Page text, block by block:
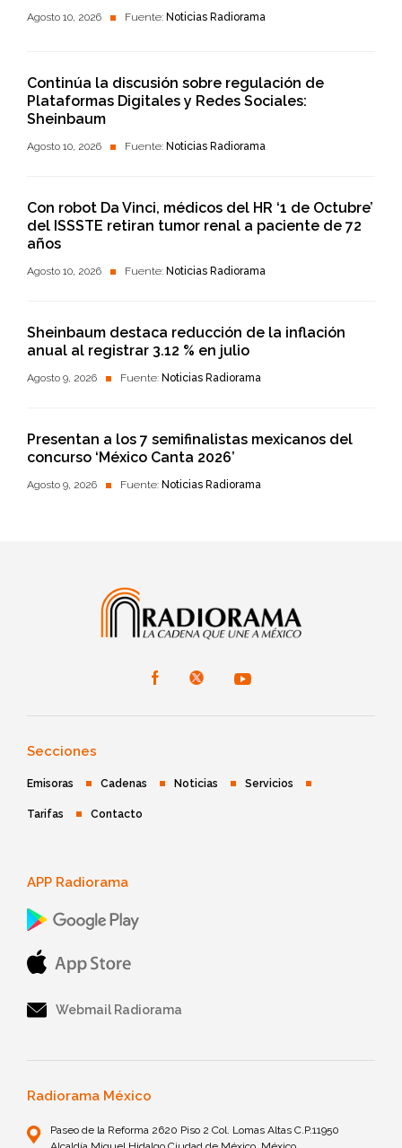
Agosto 10, 2026 Fuente: Noticias Radiorama
Continúa la discusión sobre regulación de
Plataformas Digitales y Redes Sociales:
Sheinbaum
Agosto 10, 2026 Fuente: Noticias Radiorama
Con robot Da Vinci, médicos del HR ‘1 de Octubre’
del ISSSTE retiran tumor renal a paciente de 72
años
Agosto 10, 2026 Fuente: Noticias Radiorama
Sheinbaum destaca reducción de la inflación
anual al registrar 3.12 % en julio
Agosto 9, 2026 Fuente: Noticias Radiorama
Presentan a los 7 semifinalistas mexicanos del
concurso ‘México Canta 2026’
Agosto 9, 2026 Fuente: Noticias Radiorama
Secciones
Emisoras Cadenas Noticias Servicios
Tarifas Contacto
APP Radiorama
Webmail Radiorama
Radiorama México
Paseo de la Reforma 2620 Piso 2 Col. Lomas Altas C.P.11950